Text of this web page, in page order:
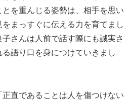
を重んじる姿勢は、相手を思い
まっすぐに伝える力を育てまし
さんは人前で話す際にも誠実さ
語り口を身につけていきまし
直であることは人を傷つけない